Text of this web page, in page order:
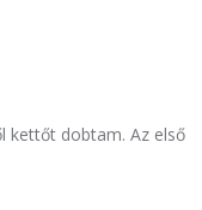
kettőt dobtam. Az első